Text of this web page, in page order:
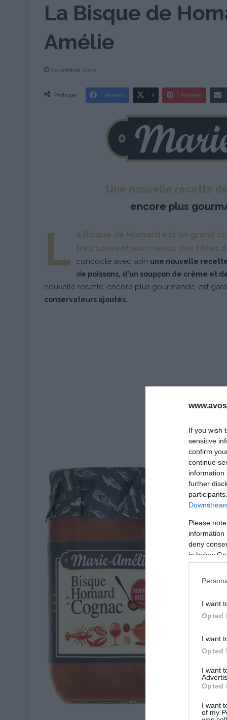
If you wish
sensitive
confirm
continue
information
further
Please
information
deny
in below
I want
Opted
I want
Opted
I want
Opted
I want
of my
La Bisque de
Amélie
20 octobre 2022
Partager Facebook X Pinterest
Une nouvelle recette
encore plus
L
a Bisque de Homard est un grand
très souvent aux menus des fêtes
concocté avec soin une nouvelle
de poissons, d'un soupçon de crème et
nouvelle recette, encore plus gourmande, est
conservateurs ajoutés.